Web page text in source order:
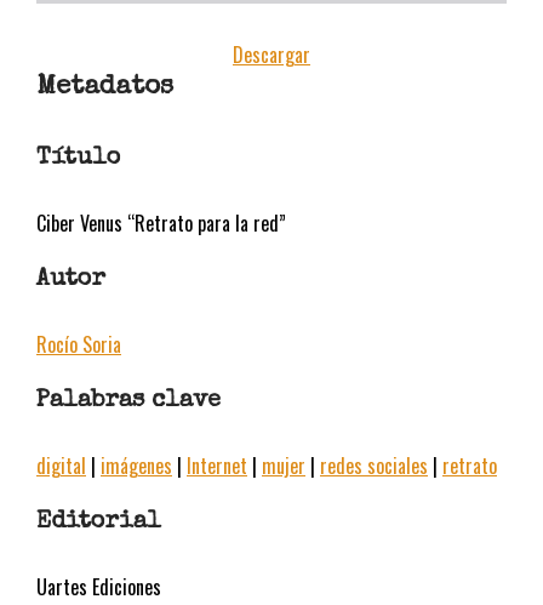
Descargar
Metadatos
Título
Ciber Venus “Retrato para la red”
Autor
Rocío Soria
Palabras clave
digital | imágenes | Internet | mujer | redes sociales | retrato
Editorial
Uartes Ediciones